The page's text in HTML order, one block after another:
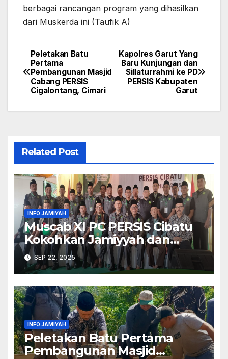
berbagai rancangan program yang dihasilkan
dari Muskerda ini (Taufik A)
Navigasi
pos
Kapolres Garut Yang
Baru Kunjungan dan
Sillaturrahmi ke PD
PERSIS Kabupaten
Garut
Peletakan Batu
Pertama
Pembangunan Masjid
Cabang PERSIS
Cigalontang, Cimari
Related Post
INFO JAMIYAH
Muscab XI PC PERSIS Cibatu
Kokohkan Jamiyyah dan
Ukhuwah Menuju Cibatu
yang Maju dan Bermutu
SEP 22, 2025
INFO JAMIYAH
Peletakan Batu Pertama
Pembangunan Masjid